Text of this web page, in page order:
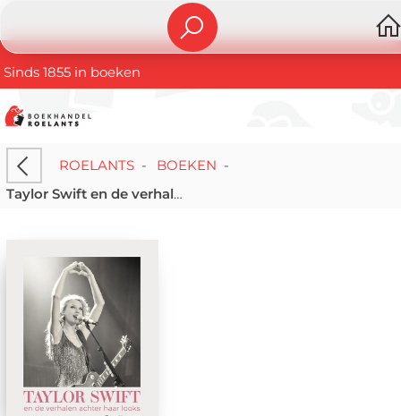
Sinds 1855 in boeken
ROELANTS- BOEKEN -
Taylor Swift en de verhalen achter haar looks